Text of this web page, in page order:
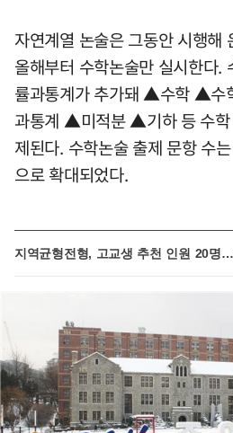
자연계열 논술은 그동안 시행해
올해부터 수학논술만 실시한다.
률과통계가 추가돼 ▲수학 ▲
과통계 ▲미적분 ▲기하 등 수학
제된다. 수학논술 출제 문항 수
으로 확대되었다.
지역균형전형, 고교생 추천 인원 20명